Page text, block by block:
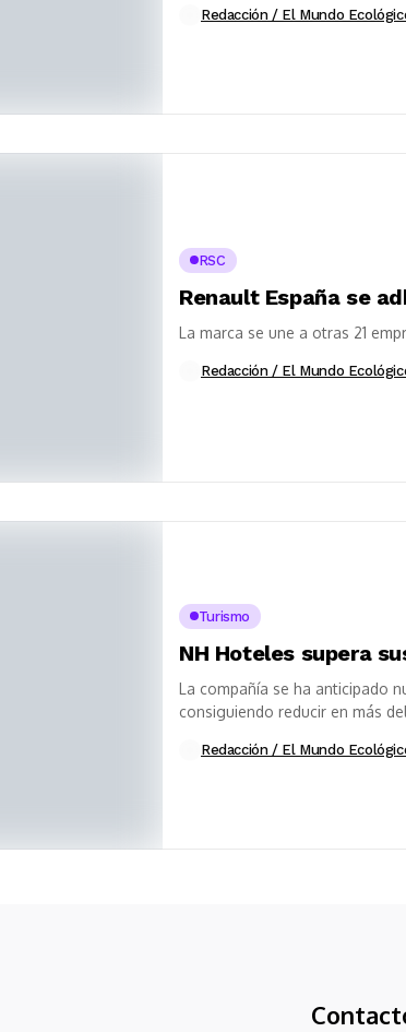
Redacción / El Mundo
RSC
Renault España se
La marca se une a otras 21
Redacción / El Mundo
Turismo
NH Hoteles supera
La compañía se ha anticipado
consiguiendo reducir en más
Redacción / El Mundo